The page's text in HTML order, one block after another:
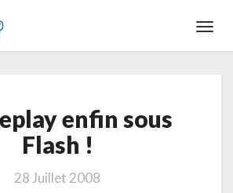
6
e
l
enfin sous
Flash !
28 Juillet 2008